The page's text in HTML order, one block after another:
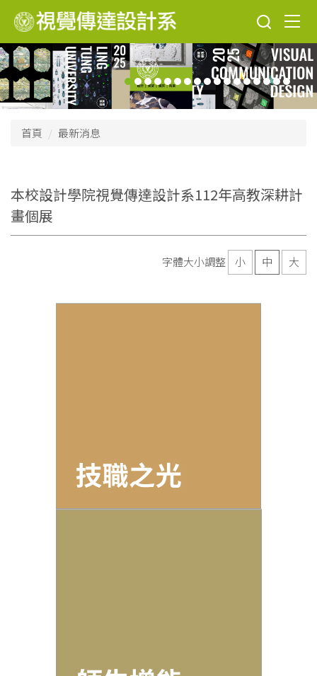
到
主
要
內
容
區
首頁
最新消息
本校設計學院視覺傳達設計系112年高教深耕計
畫個展
字體大小調整 小 中 大